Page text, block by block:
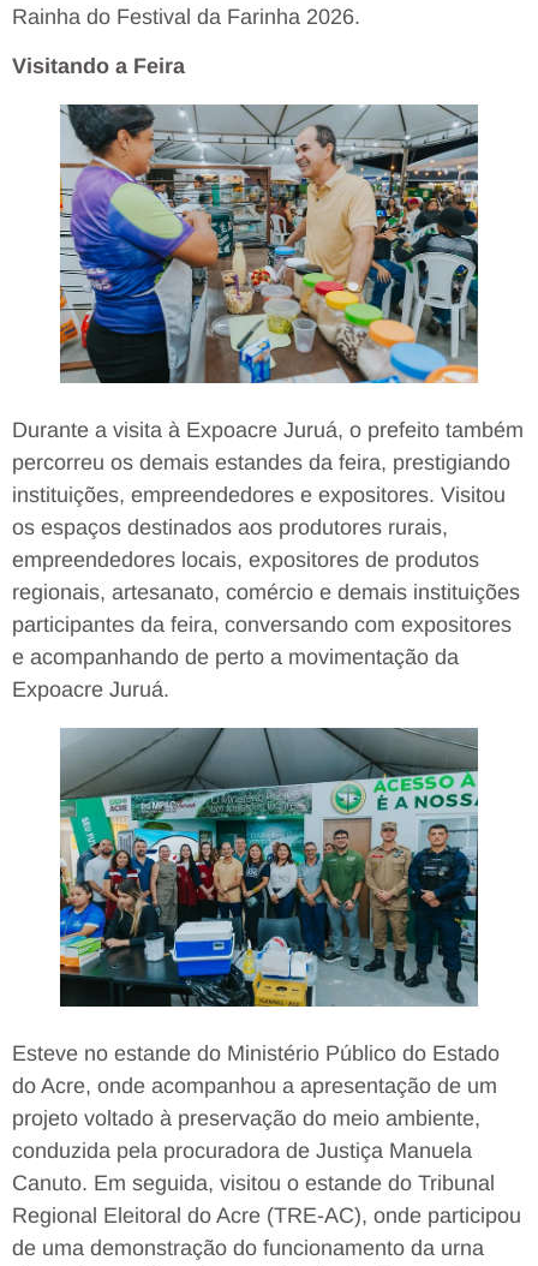
Rainha do Festival da Farinha 2026.
Visitando a Feira
Durante a visita à Expoacre Juruá, o prefeito também
percorreu os demais estandes da feira, prestigiando
instituições, empreendedores e expositores. Visitou
os espaços destinados aos produtores rurais,
empreendedores locais, expositores de produtos
regionais, artesanato, comércio e demais instituições
participantes da feira, conversando com expositores
e acompanhando de perto a movimentação da
Expoacre Juruá.
Esteve no estande do Ministério Público do Estado
do Acre, onde acompanhou a apresentação de um
projeto voltado à preservação do meio ambiente,
conduzida pela procuradora de Justiça Manuela
Canuto. Em seguida, visitou o estande do Tribunal
Regional Eleitoral do Acre (TRE-AC), onde participou
de uma demonstração do funcionamento da urna